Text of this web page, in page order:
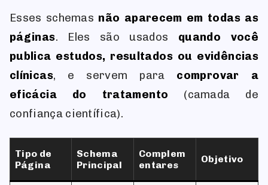
Esses schemas não aparecem em todas as
páginas. Eles são usados quando você
publica estudos, resultados ou evidências
clínicas, e servem para comprovar a
eficácia do tratamento (camada de
confiança científica).
Tipo de
Página
Schema
Principal
Complem
entares
Objetivo